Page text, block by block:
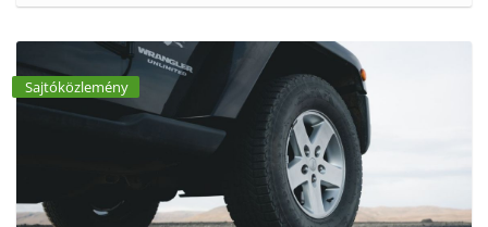
Sajtóközlemény